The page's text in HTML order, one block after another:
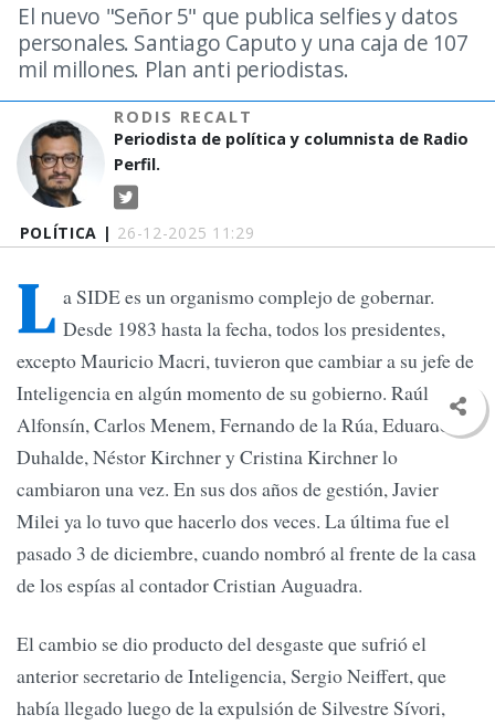
POLÍTICA | 26-12-2025 11:29
El nuevo "Señor 5" que publica selfies y datos
personales. Santiago Caputo y una caja de 107
mil millones. Plan anti periodistas.
RODIS RECALT
Periodista de política y columnista de Radio
Perfil.
L a SIDE es un organismo complejo de gobernar.
Desde 1983 hasta la fecha, todos los presidentes,
excepto Mauricio Macri, tuvieron que cambiar a su jefe de
Inteligencia en algún momento de su gobierno. Raúl
Alfonsín, Carlos Menem, Fernando de la Rúa, Eduardo
Duhalde, Néstor Kirchner y Cristina Kirchner lo
cambiaron una vez. En sus dos años de gestión, Javier
Milei ya lo tuvo que hacerlo dos veces. La última fue el
pasado 3 de diciembre, cuando nombró al frente de la casa
de los espías al contador Cristian Auguadra.
El cambio se dio producto del desgaste que sufrió el
anterior secretario de Inteligencia, Sergio Neiffert, que
había llegado luego de la expulsión de Silvestre Sívori,